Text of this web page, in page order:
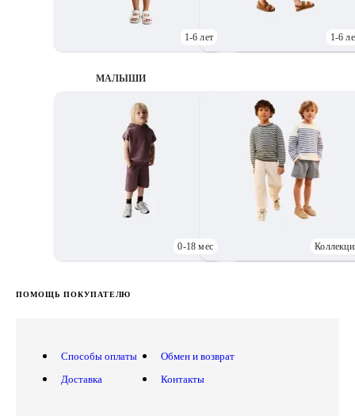
1-6 лет 1-6
МАЛЫШИ
0-18 мес
ПОМОЩЬ ПОКУПАТЕЛЮ
Способы оплаты
Доставка
Обмен и возврат
Контакты